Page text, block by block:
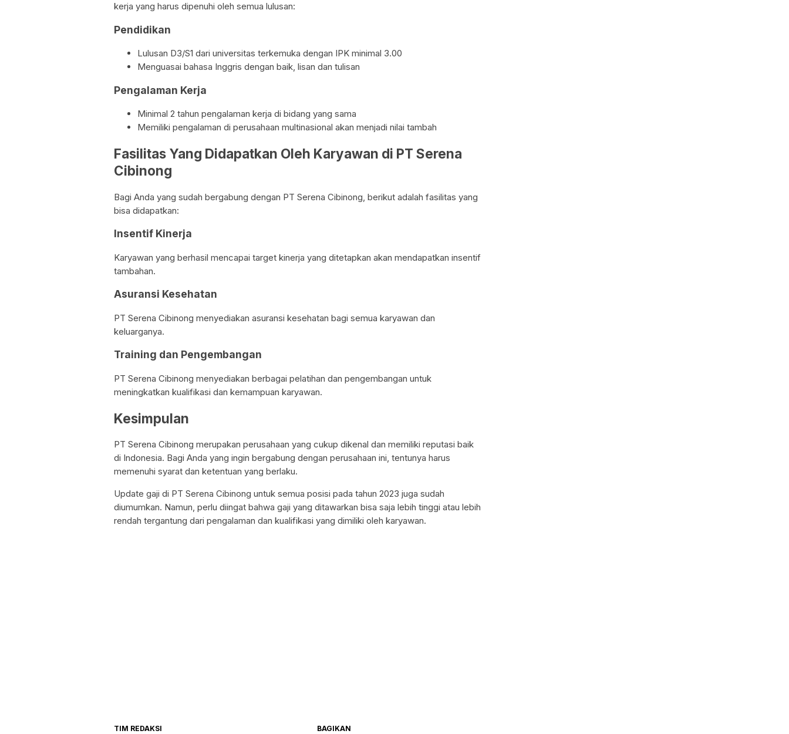
kerja yang harus dipenuhi oleh semua lulusan:
Pendidikan
Lulusan D3/S1 dari universitas terkemuka dengan IPK minimal 3.00
Menguasai bahasa Inggris dengan baik, lisan dan tulisan
Pengalaman Kerja
Minimal 2 tahun pengalaman kerja di bidang yang sama
Memiliki pengalaman di perusahaan multinasional akan menjadi nilai tambah
Fasilitas Yang Didapatkan Oleh Karyawan di PT Serena
Cibinong
Bagi Anda yang sudah bergabung dengan PT Serena Cibinong, berikut adalah fasilitas yang
bisa didapatkan:
Insentif Kinerja
Karyawan yang berhasil mencapai target kinerja yang ditetapkan akan mendapatkan insentif
tambahan.
Asuransi Kesehatan
PT Serena Cibinong menyediakan asuransi kesehatan bagi semua karyawan dan
keluarganya.
Training dan Pengembangan
PT Serena Cibinong menyediakan berbagai pelatihan dan pengembangan untuk
meningkatkan kualifikasi dan kemampuan karyawan.
Kesimpulan
PT Serena Cibinong merupakan perusahaan yang cukup dikenal dan memiliki reputasi baik
di Indonesia. Bagi Anda yang ingin bergabung dengan perusahaan ini, tentunya harus
memenuhi syarat dan ketentuan yang berlaku.
Update gaji di PT Serena Cibinong untuk semua posisi pada tahun 2023 juga sudah
diumumkan. Namun, perlu diingat bahwa gaji yang ditawarkan bisa saja lebih tinggi atau lebih
rendah tergantung dari pengalaman dan kualifikasi yang dimiliki oleh karyawan.
TIM REDAKSI BAGIKAN